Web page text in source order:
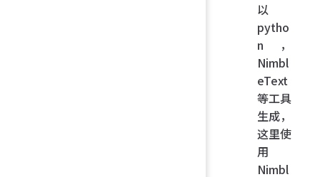
以
pytho
n，
Nimbl
eText
等工具
生成，
这里使
用
Nimbl